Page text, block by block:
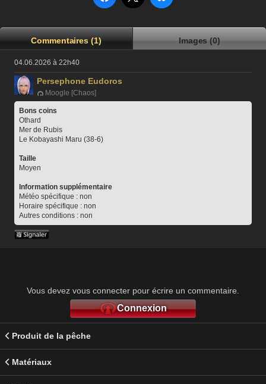
Commentaires (1) Images (0)
04.06.2026 à 22h40
Persephone Eudoros
Moogle [Chaos]
Bons coins
Othard
Mer de Rubis
Le Kobayashi Maru (38-6)
Taille
Moyen
Information supplémentaire
Météo spécifique : non
Horaire spécifique : non
Autres conditions : non
Vous devez vous connecter pour écrire un commentaire.
Connexion
Produit de la pêche
Matériaux